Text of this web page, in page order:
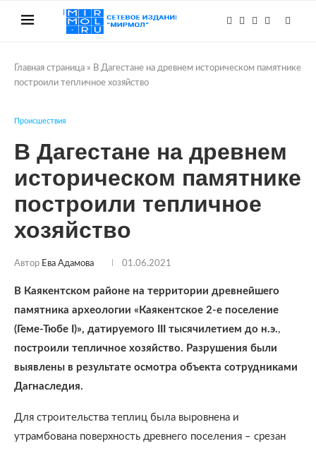
Главная страница » В Дагестане на древнем историческом памятнике
построили тепличное хозяйство
Происшествия
В Дагестане на древнем
историческом памятнике
построили тепличное
хозяйство
Автор Ева Адамова 01.06.2021
В Каякентском районе на территории древнейшего
памятника археологии «Каякентское 2-е поселение
(Геме-Тюбе I)», датируемого III тысячилетием до н.э.,
построили тепличное хозяйство. Разрушения были
выявлены в результате осмотра объекта сотрудниками
Дагнаследия.
Для строительства теплиц была выровнена и
утрамбована поверхность древнего поселения – срезан